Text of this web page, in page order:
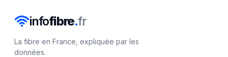
infofibre.fr
La fibre en France, expliquée par les
données.